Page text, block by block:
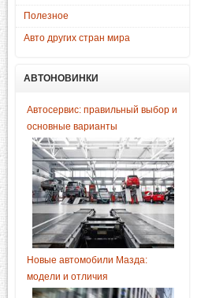
Полезное
Авто других стран мира
АВТОНОВИНКИ
Автосервис: правильный выбор и
основные варианты
Новые автомобили Мазда:
модели и отличия